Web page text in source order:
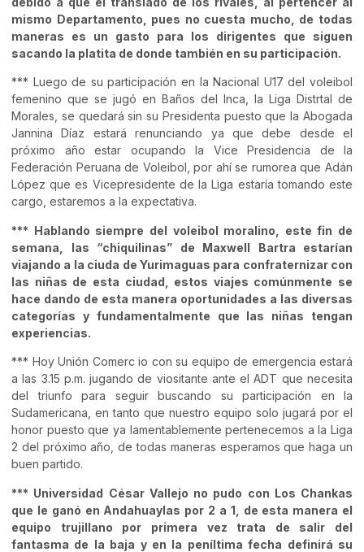
mismo Departamento, pues no cuesta mucho, de todas
maneras es un gasto para los dirigentes que siguen
sacando la platita de donde también en su participación.
*** Luego de su participación en la Nacional U17 del voleibol
femenino que se jugó en Baños del Inca, la Liga Distrtal de
Morales, se quedará sin su Presidenta puesto que la Abogada
Jannina Díaz estará renunciando ya que debe desde el
próximo año estar ocupando la Vice Presidencia de la
Federación Peruana de Voleibol, por ahí se rumorea que Adán
López que es Vicepresidente de la Liga estaría tomando este
cargo, estaremos a la expectativa.
*** Hablando siempre del voleibol moralino, este fin de
semana, las “chiquilinas” de Maxwell Bartra estarían
viajando a la ciuda de Yurimaguas para confraternizar con
las niñas de esta ciudad, estos viajes comúnmente se
hace dando de esta manera oportunidades a las diversas
categorías y fundamentalmente que las niñas tengan
experiencias.
*** Hoy Unión Comerc io con su equipo de emergencia estará
a las 3.15 p.m. jugando de viositante ante el ADT que necesita
del triunfo para seguir buscando su participación en la
Sudamericana, en tanto que nuestro equipo solo jugará por el
honor puesto que ya lamentablemente pertenecemos a la Liga
2 del próximo año, de todas maneras esperamos que haga un
buen partido.
*** Universidad César Vallejo no pudo con Los Chankas
que le ganó en Andahuaylas por 2 a 1, de esta manera el
equipo trujillano por primera vez trata de salir del
fantasma de la baja y en la peníltima fecha definirá su